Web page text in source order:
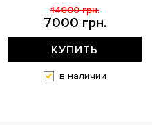
7000 грн.
14000 грн.
КУПИТЬ
в наличии